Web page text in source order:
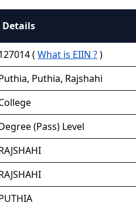
Details
( What is EIIN ?)
Puthia, Rajshahi
(Pass) Level